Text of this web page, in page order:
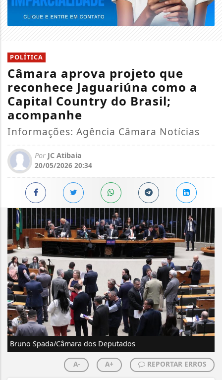
POLÍTICA
Câmara aprova projeto que
reconhece Jaguariúna como a
Capital Country do Brasil;
acompanhe
Informações: Agência Câmara Notícias
Por JC Atibaia
20/05/2026 20:34
Bruno Spada/Câmara dos Deputados
A- A+ REPORTAR ERROS